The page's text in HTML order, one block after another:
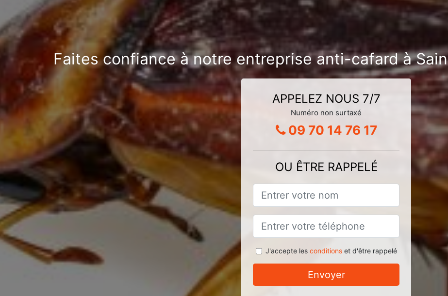
Faites confiance à notre entreprise anti-cafard à
APPELEZ NOUS 7/7
Numéro non surtaxé
09 70 14 76 17
OU ÊTRE RAPPELÉ
J'accepte les conditionset d'être rappelé
Envoyer